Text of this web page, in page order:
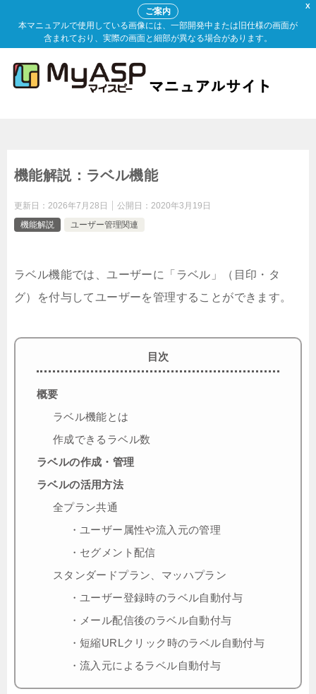
X
ご案内
本マニュアルで使用している画像には、一部開発中または旧仕様の画面が
含まれており、実際の画面と細部が異なる場合があります。
機能解説：ラベル機能
更新日： 2026年7月28日 公開日： 2020年3月19日
機能解説
ユーザー管理関連
ラベル機能では、ユーザーに「ラベル」（目印・タ
グ）を付与してユーザーを管理することができます。
目次
概要
ラベル機能とは
作成できるラベル数
ラベルの作成・管理
ラベルの活用方法
全プラン共通
・ユーザー属性や流入元の管理
・セグメント配信
スタンダードプラン、マッハプラン
・ユーザー登録時のラベル自動付与
・メール配信後のラベル自動付与
・短縮URLクリック時のラベル自動付与
・流入元によるラベル自動付与